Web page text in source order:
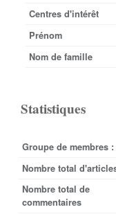
Centres d'intérêt
Prénom
Nom de famille
Statistiques
Groupe de membres :
Nombre total
Nombre total de
commentaires